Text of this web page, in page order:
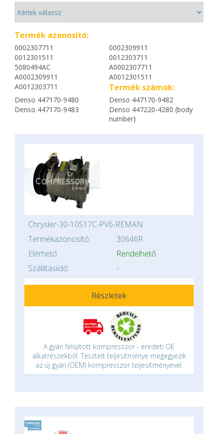
Termék azonosító:
0002307711
0002309911
0012301511
0012303711
5080494AC
A0002307711
A0002309911
A0012301511
A0012303711
Termék számok:
Denso 447170-9480
Denso 447170-9482
Denso 447170-9483
Denso 447220-4280 (body
number)
Chrysler-30-10S17C-PV6-REMAN
Termékazonosító:
30646R
Elérhető:
Rendelhető
Szállításiidő:
-
Részletek
A gyári felújított kompresszor - eredeti OE
alkatrészekből. Tesztelt teljesítménye megegyezik
az új gyári (OEM) kompresszor teljesítményével.